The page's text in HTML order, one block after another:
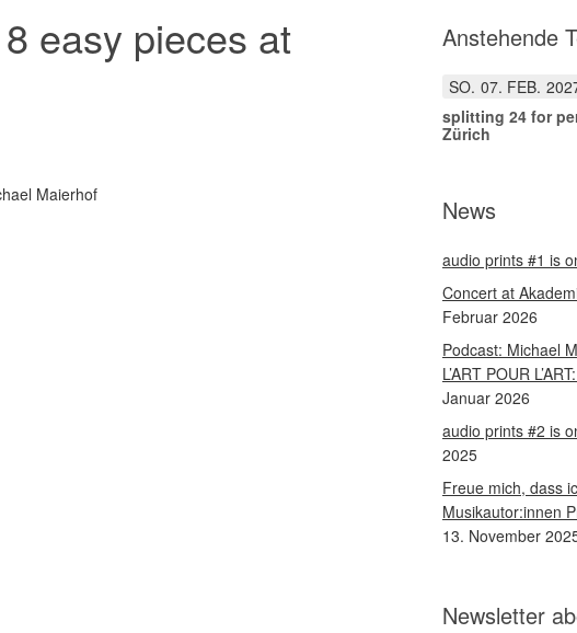
easy pieces at
Maierhof
Anstehende
SO. 07 FEB.
splitting 24 for
Zürich
News
audio prints #1 is
Concert at
Februar 2026
Podcast: Michael
L’ART POUR
Januar 2026
audio prints #2 is
2025
Freue mich, dass
Musikautor:innen
13. November
Newsletter